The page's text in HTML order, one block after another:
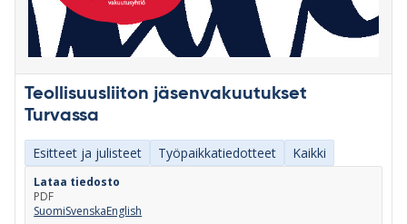
Teollisuusliiton jäsenvakuutukset
Turvassa
Esitteet ja julisteet Työpaikkatiedotteet Kaikki
Lataa tiedosto
PDF
SuomiSvenskaEnglish